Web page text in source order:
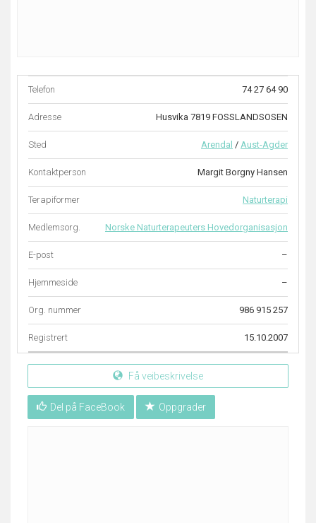
Telefon 74 27 64 90
Adresse Husvika 7819 FOSSLANDSOSEN
Sted Arendal / Aust-Agder
Kontaktperson Margit Borgny Hansen
Terapiformer Naturterapi
Medlemsorg. Norske Naturterapeuters Hovedorganisasjon
E-post –
Hjemmeside –
Org. nummer 986 915 257
Registrert 15.10.2007
Få veibeskrivelse
Del på FaceBook Oppgrader